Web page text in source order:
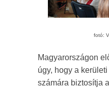
fotó:
Magyarországon
úgy, hogy a
számára biztosítja